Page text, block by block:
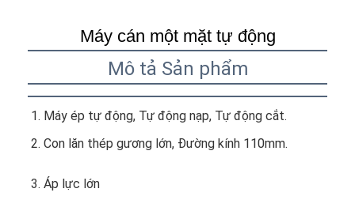
Máy cán một mặt tự động
Mô tả Sản phẩm
1. Máy ép tự động, Tự động nạp, Tự động cắt.
2. Con lăn thép gương lớn, Đường kính 110mm.
3. Áp lực lớn